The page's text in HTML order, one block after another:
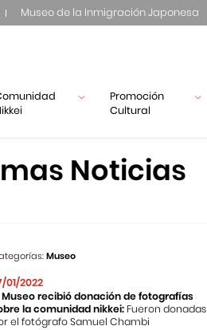
Museo de la Inmigración Japonesa
Promoción
Cultural
Noticias
Museo
01/2022
Museo recibió donación de fotografías
la comunidad nikkei: Fueron donadas
el fotógrafo Samuel Chambi